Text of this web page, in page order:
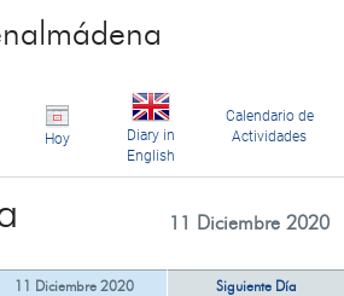
Hoy
Diary in
English
Calendario de
Actividades
11 Diciembre 2020
11 Diciembre 2020 Siguiente Día